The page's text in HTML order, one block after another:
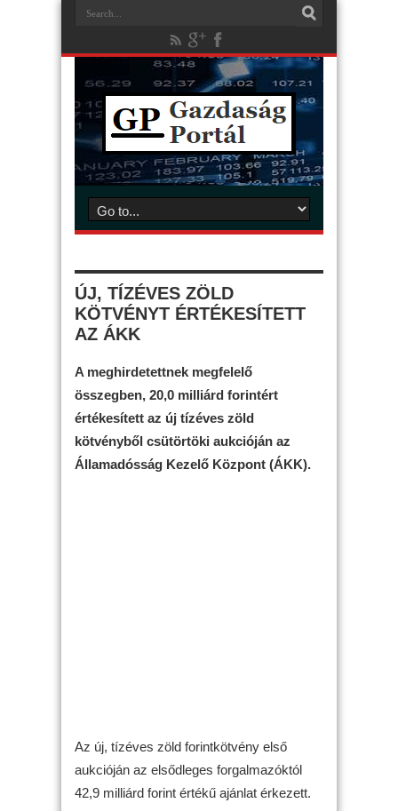
ÚJ, TÍZÉVES ZÖLD
KÖTVÉNYT ÉRTÉKESÍTETT
AZ ÁKK
A meghirdetettnek megfelelő
összegben, 20,0 milliárd forintért
értékesített az új tízéves zöld
kötvényből csütörtöki aukcióján az
Államadósság Kezelő Központ (ÁKK).
Az új, tízéves zöld forintkötvény első
aukcióján az elsődleges forgalmazóktól
42,9 milliárd forint értékű ajánlat érkezett.